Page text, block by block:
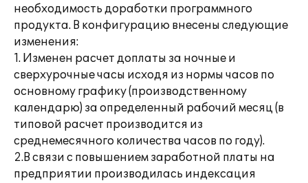
необходимость доработки программного
продукта. В конфигурацию внесены следующие
изменения:
1. Изменен расчет доплаты за ночные и
сверхурочные часы исходя из нормы часов по
основному графику (производственному
календарю) за определенный рабочий месяц (в
типовой расчет производится из
среднемесячного количества часов по году).
2.В связи с повышением заработной платы на
предприятии производилась индексация